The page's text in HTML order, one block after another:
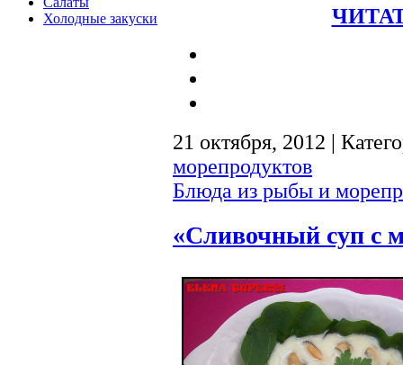
Холодные закуски
21 октября, 2012 |
морепродуктов
Блюда из рыбы и
«Сливочный суп с